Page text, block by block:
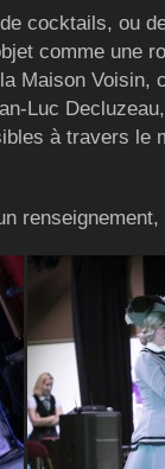
cocktails, ou
comme une
Maison Voisin,
Luc
à travers le